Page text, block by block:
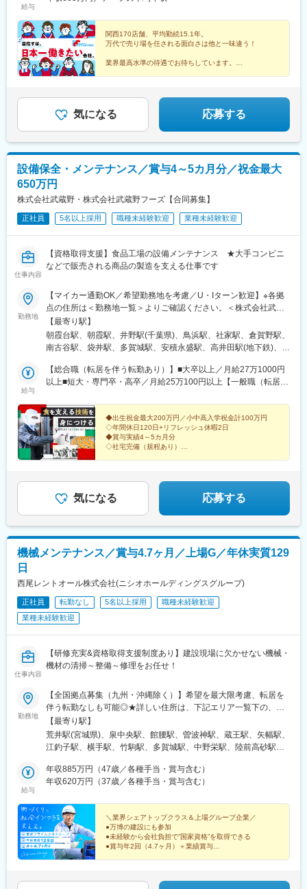
南口駅、綾ノ町駅、中百舌鳥駅、灘駅、帷子ノ辻駅、伏見駅(京都
府)
理市、橿原市、生駒市、香芝市、葛城市、生駒郡斑鳩町、北葛城
郡河合町、磯城郡田原本町●三重県名張市●和歌山県和歌山市※受
動喫煙対策：就業時間中・敷地内禁煙★応募から一次面接まで自
宅（WEB）で完結OK！・事情があり、地元関西で働きたい・単身
赴任中だが、関西に住む家族と暮らしたい・面接にかかる交通費
た選考を実施しています！
線)、豊中駅、庄内駅(大阪府)、水無瀬駅、長尾駅(大阪府)、郡津
駅、枚方市駅、津田駅、星田駅、萱島駅、寝屋川市駅、香里園
駅、野崎駅(大阪府)、鴻池新田駅、住道駅、古川橋駅、大和田駅
(大阪府)、守口駅、太子橋今市駅、布施駅、衣摺加美北駅、河内小
阪駅、八戸ノ里駅、石切駅、新石切駅、枚岡駅、河内花園駅、高
駅、志紀駅、近鉄八尾駅、久宝寺駅、服部川駅、八尾南駅、恩智
駅、堅下駅、深井駅、北野田駅、船尾駅(大阪府)、富木駅、栂・美
駅、下松駅(大阪府)、貝塚駅(大阪府)、東佐野駅、熊取駅、尾崎
駅、富田林駅、西新町駅、春日野道駅(阪急線)、西鈴蘭台駅、妙法
寺駅(兵庫県)、人丸前駅、青木駅、甲子園口駅、学園都市駅、西神
中央駅、田尾寺駅、香櫨園駅、山の街駅、武庫之荘駅、門戸厄神
駅、仁川駅、今津駅(兵庫県)、中山寺駅、逆瀬川駅、川西池田駅、
多田駅(兵庫県)、園田駅、尼崎駅(阪神線)、立花駅、塚口駅(福知山
線)、加古川駅、ウッディタウン中央駅、向島駅、洛西口駅、有栖
川駅、西向日駅、宇治駅(奈良線)、西京極駅、西山天王山駅、丹波
橋駅、長岡天神駅、西大路駅、京終駅、学園前駅(奈良県)、菜畑
駅、生駒駅、法隆寺駅、佐味田川駅、大和新庄駅、尺土駅、二上
駅、紀伊駅、寺田町駅、森小路駅、京橋駅(大阪府)、鶴見緑地駅、
野田駅(大阪環状線)、鶴橋駅、西長堀駅、神ノ木駅、沢ノ町駅、北
田辺駅、新加美駅、富田駅(大阪府)、交野市駅、四条畷駅、土居駅
(大阪府)、小路駅、高井田駅(地下鉄)、安堂駅、諏訪ノ森駅、浅香
山駅、なかもず駅、北助松駅、貝塚市役所前駅、春日野道駅(阪神
ィタウン駅、太秦駅(山陰本線)、近鉄丹波橋駅、長岡京駅、鳥居前
駅、池部駅、忍海駅、田原本駅、前栽駅、美章園駅、千林大宮
南口駅、綾ノ町駅、中百舌鳥駅、灘駅、帷子ノ辻駅、伏見駅(京都
府)
給与
関西170店舗、平均勤続15.1年。
万代で売り場を任される面白さは他と一味違う！
業界最高水準の待遇でお待ちしています。
★平均残業月10～15h
☆GLTD制度
★健康経営優良法人に認定
気になる 応募する
設備保全・メンテナンス／賞与4～5カ月分／祝金最大
650万円
株式会社武蔵野・株式会社武蔵野フーズ【合同募集】
正社員 5名以上採用 職種未経験歓迎 業種未経験歓迎
仕事内容
【資格取得支援】食品工場の設備メンテナンス ★大手コンビニ
などで販売される商品の製造を支える仕事です
勤務地
【マイカー通勤OK／希望勤務地を考慮／U・Iターン歓迎】※各拠
点の住所は＜勤務地一覧＞よりご確認ください。＜株式会社武蔵
野＞〇埼玉県・埼玉工場・朝霞工場・埼玉麺工場〇千葉県・千葉
工場〇神奈川県・横浜工場・神奈川工場〇静岡県・東海工場〇宮
城県・仙台工場〇福島県・福島工場〇群馬県・群馬工場・群馬フ
兵庫県・神戸工場〇福岡県・福岡工場・北九州工場〇沖縄・沖縄
工場＜株式会社武蔵野フーズ＞〇埼玉県・カムス第1工場 ・カム
ス神戸工場〇福岡県・福岡麺工場★一般職は転居を伴う異動なし
★受動喫煙対策あり★U・Iターン支援あり※2社合同募集。配属先
については入社された法人内でご希望を考慮して決定します。
【最寄り駅】
朝霞台駅、朝霞駅、井野駅(千葉県)、鳥浜駅、社家駅、倉賀野駅、
南古谷駅、袋井駅、多賀城駅、安積永盛駅、高井田駅(地下鉄)、ケ
武蔵嵐山駅、木津駅(兵庫県)、ふじみ野駅、新座駅、瀬高駅、柳瀬
川駅、高井田中央駅
給与
【総合職（転居を伴う転勤あり）】■大卒以上／月給27万1000円
以上■短大・専門卒・高卒／月給25万100円以上【一般職（転居を
卒・高卒／月給21万5200円以上※年齢・経験・能力などを考慮の
上優遇します。※総合職の場合は、転居を伴う異動が発生する場合
がございます。◎別途、賞与年2回と各種手当（時間外手当は全額
支給）を支給！【試用期間中】■大卒以上／月給23万6100円以上■
短大・専門卒・高卒／月給21万5200円以上＜各社共通＞
◆出生祝金最大200万円／小中高入学祝金計100万円
◇年間休日120日+リフレッシュ休暇2日
◆賞与実績4～5カ月分
◇社宅完備（規程あり）
気になる 応募する
機械メンテナンス／賞与4.7ヶ月／上場G／年休実質129
日
西尾レントオール株式会社(ニシオホールディングスグループ)
正社員 転勤なし 5名以上採用
職種未経験歓迎
業種未経験歓迎
仕事内容
【研修充実&資格取得支援制度あり】建設現場に欠かせない機械・
機材の清掃～整備～修理をお任せ！
勤務地
【全国拠点募集（九州・沖縄除く）】希望を最大限考慮、転居を
伴う転勤なしも可能◎★詳しい住所は、下記エリア一覧下の、勤
務地一覧をご確認ください！★車通勤OK（事業所による）＜ 東北
エリア ＞宮城県／岩手県／福島県／山形県＜ 関東エリア ＞東京
都／神奈川県／埼玉県／千葉県／茨城県／栃木県／群馬県＜ 東海
＞石川県＜ 関西エリア ＞大阪府／京都府／奈良県／滋賀県／和歌
山県／兵庫県＜ 中国エリア ＞岡山県／広島県／鳥取県／山口県＜
ペースあり
【最寄り駅】
荒井駅(宮城県)、泉中央駅、館腰駅、曽波神駅、蔵王駅、矢幅駅、
江釣子駅、横手駅、竹駒駅、多賀城駅、中野栄駅、陸前高砂駅、
駅、竜田駅、舞木駅、内原駅、水戸駅、荒川沖駅、野木駅、笹川
駅、小木津駅、金上駅、つくば駅、東京ディズニーシー・ステー
南橋本駅、箱根ケ崎駅、多磨駅、小宮駅、昭和島駅、松尾駅(千葉
県)、高柳駅、花崎駅、佐倉駅、鴨居駅、元町・中華街駅、本厚木
駅、東門前駅、小島新田駅、今羽駅、北坂戸駅、新狭山駅、ソシ
オ流通センター駅、指扇駅、新田駅(埼玉県)、北藤岡駅、世良田
駅、太田駅(群馬県)、鶴瀬駅、浦和美園駅、八幡宿駅、四街道駅、
田駅、福俵駅、リゾートゲートウェイ・ステーション駅、姉ケ崎
給与
年収885万円（47歳／各種手当・賞与含む）
年収620万円（37歳／各種手当・賞与含む）
＼業界シェアトップクラス＆上場グループ企業／
●万博の建設にも参加
●未経験から会社負担で”国家資格”を取得できる
●賞与年2回（4.7ヶ月）＋業績賞与
育成前提＆研修も充実で安心です！